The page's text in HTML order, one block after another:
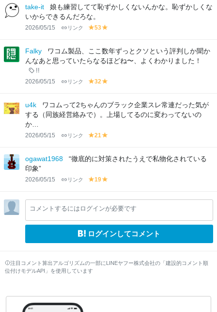
lo
w
lo
take-it
娘も練習してて恥ずかしくないんかな。恥ずかしくな
いからできるんだろな。
2026/05/15 リンク
y
lo
w
53
lo
w
Falky
ワコム製品、ここ数年ずっとクソという評判しか聞か
んなあと思っていたらなるほどね〜、よくわかりました！
!!
2026/05/15 リンク
y
lo
w
32
lo
u4k
ワコムって2ちゃんのブラック企業スレ常連だった気が
する（同族経営絡みで）。上場してるのに変わってないの
か…
2026/05/15 リンク
y
lo
21
lo
ogawat1968
“徹底的に対策されたうえで私物化されている
印象”
2026/05/15 リンク
y
lo
w
19
lo
w
コメントするにはログインが必要です
ログインしてコメント
注目コメント算出アルゴリズムの一部にLINEヤフー株式会社の「建設的コメント順
位付けモデルAPI」を使用しています